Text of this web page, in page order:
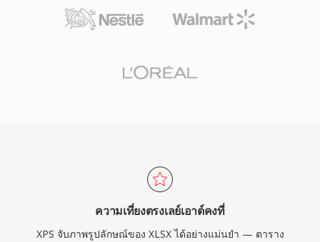
ความเที่ยงตรงเลย์เอาต์คงที่
XPS จับภาพรูปลักษณ์ของ XLSX ได้อย่างแม่นยำ — ตาราง